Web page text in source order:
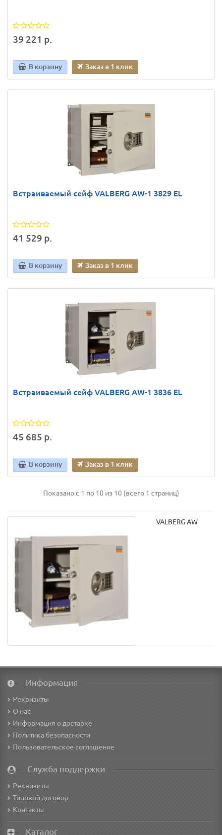
39 221 р.
В корзину Заказ в 1 клик
Встраиваемый сейф VALBERG AW-1 3829 EL
41 529 р.
В корзину Заказ в 1 клик
Встраиваемый сейф VALBERG AW-1 3836 EL
45 685 р.
В корзину Заказ в 1 клик
Показано с 1 по 10 из 10 (всего 1 страниц)
VALBERG AW
Информация
Реквизиты
О нас
Информация о доставке
Политика безопасности
Пользовательское соглашение
Служба поддержки
Реквизиты
Типовой договор
Контакты
Каталог